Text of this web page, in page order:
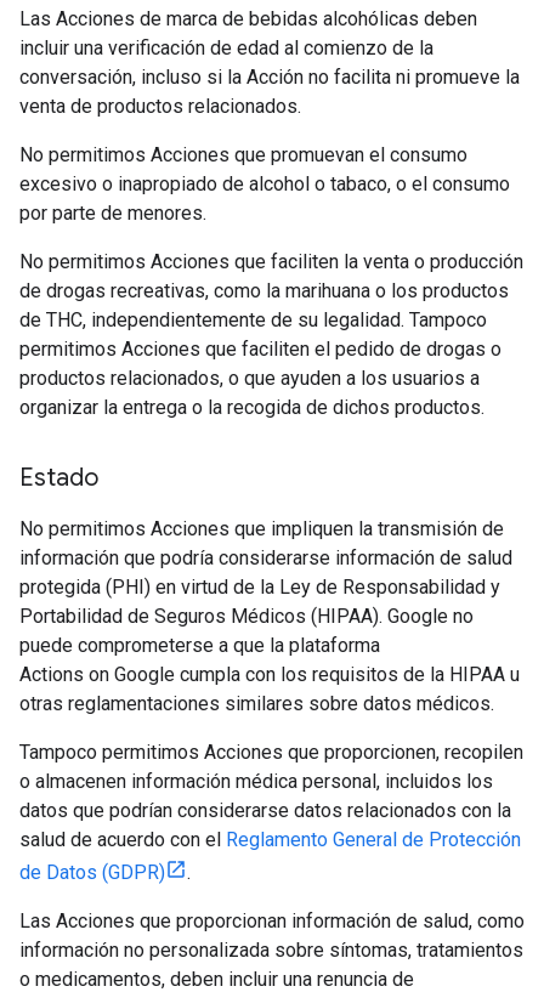
Las Acciones de marca de bebidas alcohólicas deben
incluir una verificación de edad al comienzo de la
conversación, incluso si la Acción no facilita ni promueve la
venta de productos relacionados.
No permitimos Acciones que promuevan el consumo
excesivo o inapropiado de alcohol o tabaco, o el consumo
por parte de menores.
No permitimos Acciones que faciliten la venta o producción
de drogas recreativas, como la marihuana o los productos
de THC, independientemente de su legalidad. Tampoco
permitimos Acciones que faciliten el pedido de drogas o
productos relacionados, o que ayuden a los usuarios a
organizar la entrega o la recogida de dichos productos.
Estado
No permitimos Acciones que impliquen la transmisión de
información que podría considerarse información de salud
protegida (PHI) en virtud de la Ley de Responsabilidad y
Portabilidad de Seguros Médicos (HIPAA). Google no
puede comprometerse a que la plataforma
Actions on Google cumpla con los requisitos de la HIPAA u
otras reglamentaciones similares sobre datos médicos.
Tampoco permitimos Acciones que proporcionen, recopilen
o almacenen información médica personal, incluidos los
datos que podrían considerarse datos relacionados con la
salud de acuerdo con el Reglamento General de Protección
de Datos (GDPR)
.
Las Acciones que proporcionan información de salud, como
información no personalizada sobre síntomas, tratamientos
o medicamentos, deben incluir una renuncia de